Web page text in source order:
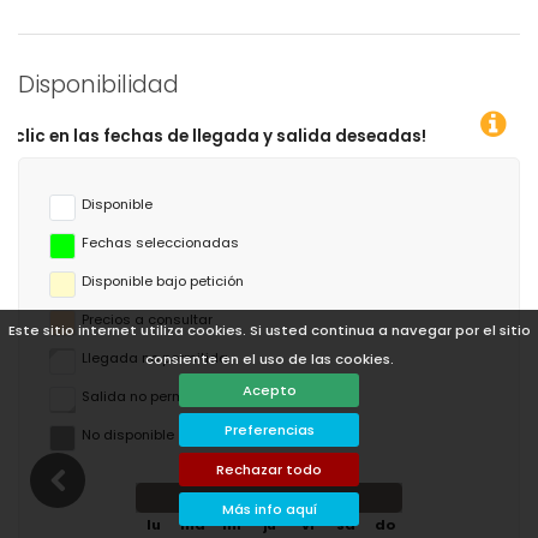
Este sitio internet utiliza cookies. Si usted continua a navegar por el sitio
consiente en el uso de las cookies.
Acepto
Preferencias
Rechazar todo
Más info aquí
Disponibilidad
deseadas!
Disponible
Fechas seleccionadas
Disponible bajo petición
Precios a consultar
Llegada no permitida
Salida no permitida
No disponible
agosto de 2026
lu
ma mi ju vi sá do